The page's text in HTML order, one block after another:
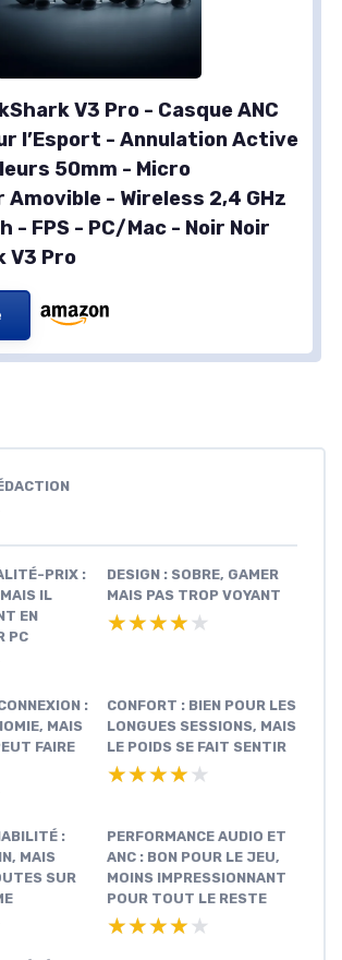
V3 Pro - Casque ANC
l’Esport - Annulation Active
50mm - Micro
Amovible - Wireless 2,4 GHz
- FPS - PC/Mac - Noir Noir
V3 Pro
PRIX :
IL
EN
PC
DESIGN : SOBRE, GAMER
MAIS PAS TROP VOYANT
★★★★★
★★★★★
:
MAIS
FAIRE
CONFORT : BIEN POUR LES
LONGUES SESSIONS, MAIS
LE POIDS SE FAIT SENTIR
★★★★★
★★★★★
:
MAIS
SUR
PERFORMANCE AUDIO ET
ANC : BON POUR LE JEU,
MOINS IMPRESSIONNANT
POUR TOUT LE RESTE
★★★★★
★★★★★